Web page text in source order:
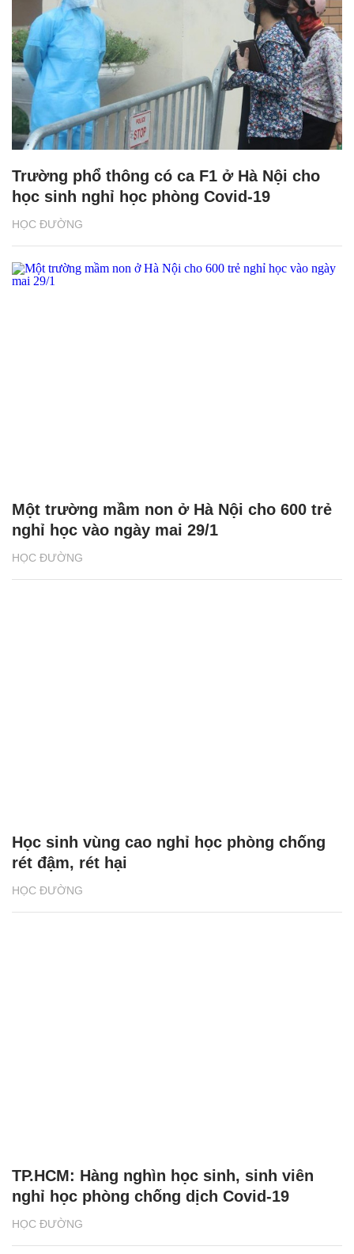
HỌC ĐƯỜNG
Trường phổ thông có ca F1 ở Hà Nội cho
học sinh nghỉ học phòng Covid-19
HỌC ĐƯỜNG
Một trường mầm non ở Hà Nội cho 600 trẻ
nghỉ học vào ngày mai 29/1
HỌC ĐƯỜNG
Học sinh vùng cao nghỉ học phòng chống
rét đậm, rét hại
HỌC ĐƯỜNG
TP.HCM: Hàng nghìn học sinh, sinh viên
nghỉ học phòng chống dịch Covid-19